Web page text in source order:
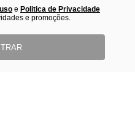
e Politica de Privacidade
e promoções.